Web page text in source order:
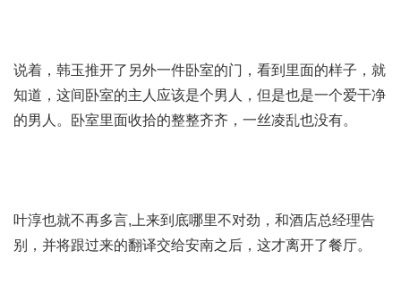
说着，韩玉推开了另外一件卧室的门，看到里面的样子，就
知道，这间卧室的主人应该是个男人，但是也是一个爱干净
的男人。卧室里面收拾的整整齐齐，一丝凌乱也没有。
叶淳也就不再多言, 上来到底哪里不对劲 ，和酒店总经理告
别，并将跟过来的翻译交给安南之后，这才离开了餐厅。